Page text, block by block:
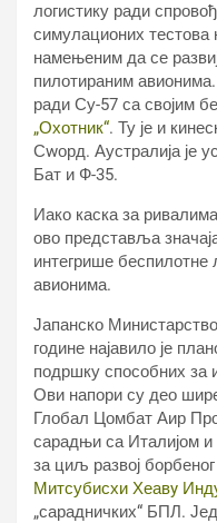
логистику ради
симулационих
намењеним да се
пилотираним
ради Су-57 са својим
„Охотник“. Ту је и
Сwорд. Аустралија је
Бат и Ф-35.
Иако каска за
ово представља
интегрише
авионима.
Јапанско
године најавило је
подршку способних за
Ови напори су део
Глобал Цомбат Аир
сарадњи са Италијом и
за циљ развој
Митсубисхи Хеавy
„сарадничких“ БПЛ.